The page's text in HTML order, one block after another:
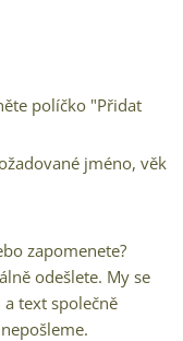
políčko "Přidat
jméno, věk
zapomenete?
odešlete. My se
text společně